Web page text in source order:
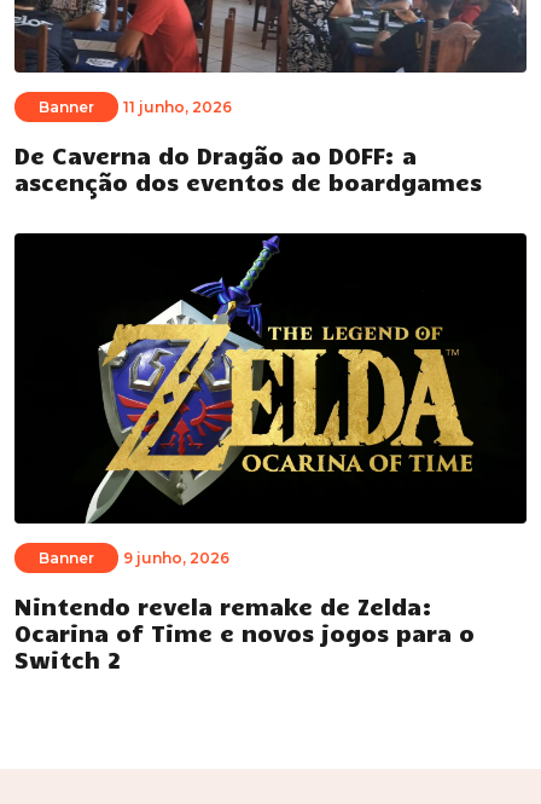
Banner 11 junho, 2026
De Caverna do Dragão ao DOFF: a
ascenção dos eventos de boardgames
Banner 9 junho, 2026
Nintendo revela remake de Zelda:
Ocarina of Time e novos jogos para o
Switch 2